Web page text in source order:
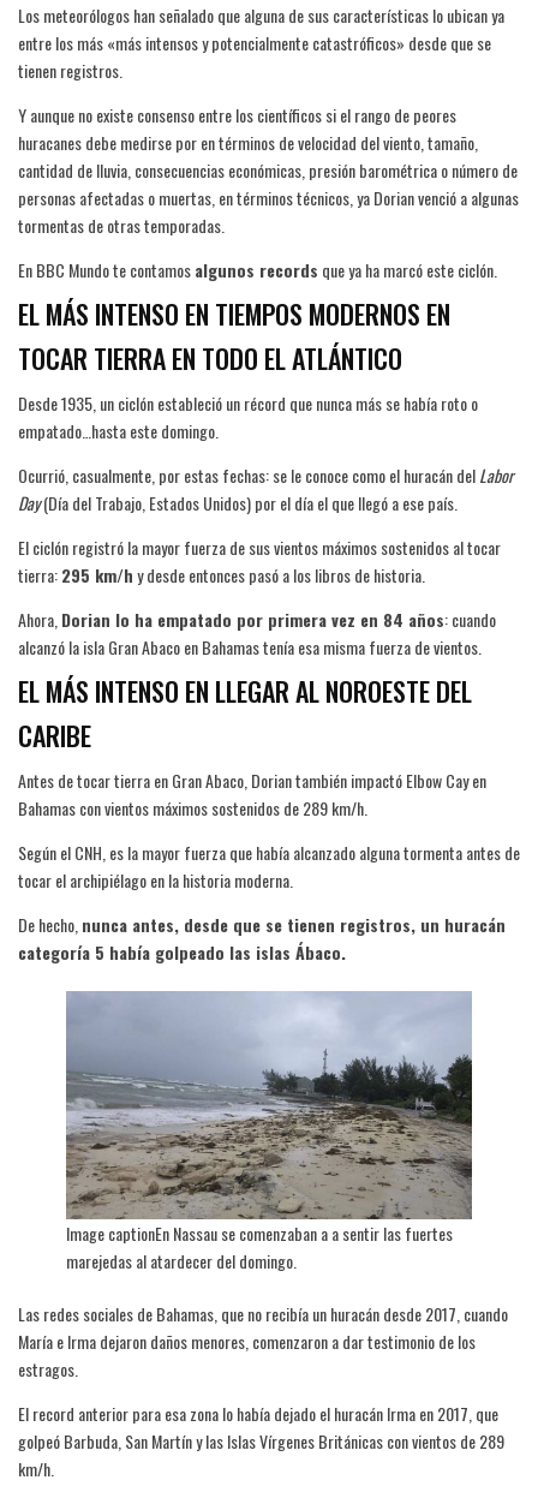
Los meteorólogos han señalado que alguna de sus características lo ubican ya
entre los más «más intensos y potencialmente catastróficos» desde que se
tienen registros.
Y aunque no existe consenso entre los científicos si el rango de peores
huracanes debe medirse por en términos de velocidad del viento, tamaño,
cantidad de lluvia, consecuencias económicas, presión barométrica o número de
personas afectadas o muertas, en términos técnicos, ya Dorian venció a algunas
tormentas de otras temporadas.
En BBC Mundo te contamosalgunos records que ya ha marcó este ciclón.
EL MÁS INTENSO EN TIEMPOS MODERNOS EN
TOCAR TIERRA EN TODO EL ATLÁNTICO
Desde 1935, un ciclón estableció un récord que nunca más se había roto o
empatado…hasta este domingo.
Ocurrió, casualmente, por estas fechas: se le conoce como el huracán delLabor
Day(Día del Trabajo, Estados Unidos) por el día el que llegó a ese país.
El ciclón registró la mayor fuerza de sus vientos máximos sostenidos al tocar
tierra:295 km/hy desde entonces pasó a los libros de historia.
Ahora, Dorian lo ha empatado por primera vez en 84 años: cuando
alcanzó la isla Gran Abaco en Bahamas tenía esa misma fuerza de vientos.
EL MÁS INTENSO EN LLEGAR AL NOROESTE DEL
CARIBE
Antes de tocar tierra en Gran Abaco, Dorian también impactó Elbow Cay en
Bahamas con vientos máximos sostenidos de 289 km/h.
Según el CNH, es la mayor fuerza que había alcanzado alguna tormenta antes de
tocar el archipiélago en la historia moderna.
De hecho, nunca antes, desde que se tienen registros, un huracán
categoría 5 había golpeado las islas Ábaco.
Image captionEn Nassau se comenzaban a a sentir las fuertes
marejedas al atardecer del domingo.
Las redes sociales de Bahamas, que no recibía un huracán desde 2017, cuando
María e Irma dejaron daños menores, comenzaron a dar testimonio de los
estragos.
El record anterior para esa zona lo había dejado el huracán Irma en 2017, que
golpeó Barbuda, San Martín y las Islas Vírgenes Británicas con vientos de 289
km/h.